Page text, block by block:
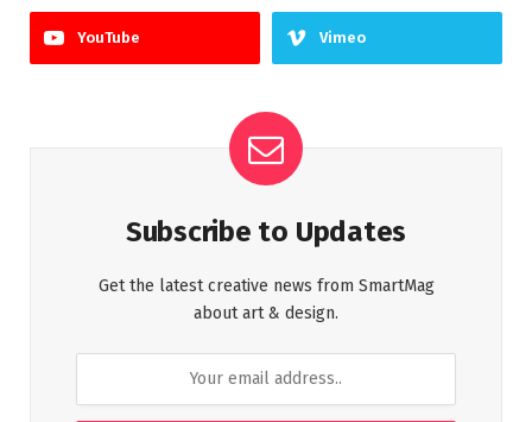
YouTube Vimeo
Subscribe to Updates
Get the latest creative news from SmartMag
about art & design.